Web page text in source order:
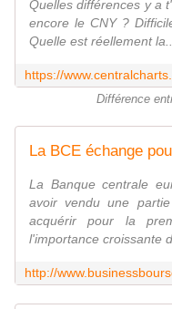
Quelles différences y a
encore le CNY ?
Quelle est réellement la...
Différence
La Banque centrale
avoir vendu une
acquérir pour la
l'importance croissante